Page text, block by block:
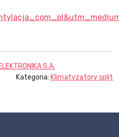
S.A.
Kategoria: Klimatyzatory split